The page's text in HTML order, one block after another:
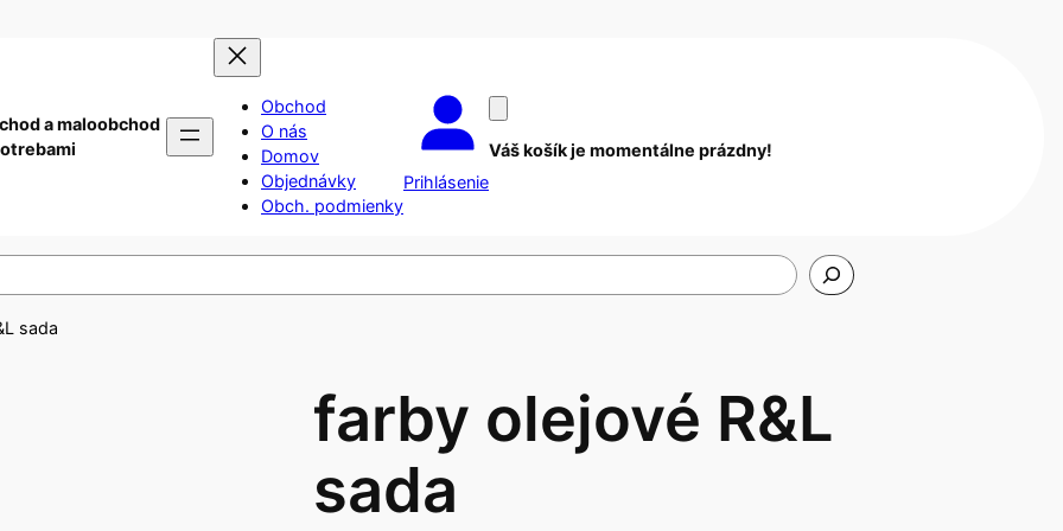
a maloobchod
Obchod
O nás
Domov
Objednávky
Obch. podmienky
Prihlásenie
Váš košík je momentálne prázdny!
sada
farby olejové R&L
sada